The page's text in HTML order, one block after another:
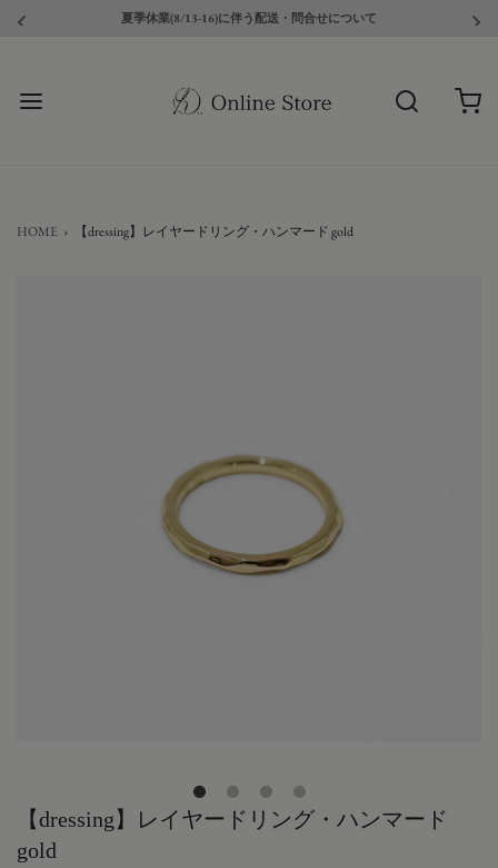
夏季休業(8/13-16)に伴う配送・問合せについて
HOME › 【dressing】レイヤードリング・ハンマード gold
【dressing】レイヤードリング・ハンマード
gold